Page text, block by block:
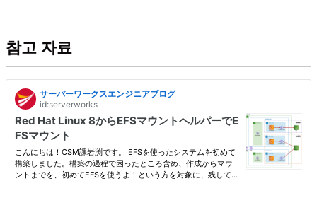
참고 자료